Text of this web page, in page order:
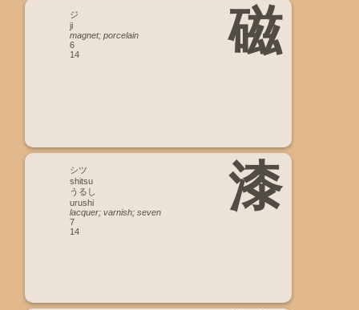
磁
ジ
ji
magnet; porcelain
6
14
漆
シツ
shitsu
うるし
urushi
lacquer; varnish; seven
7
14